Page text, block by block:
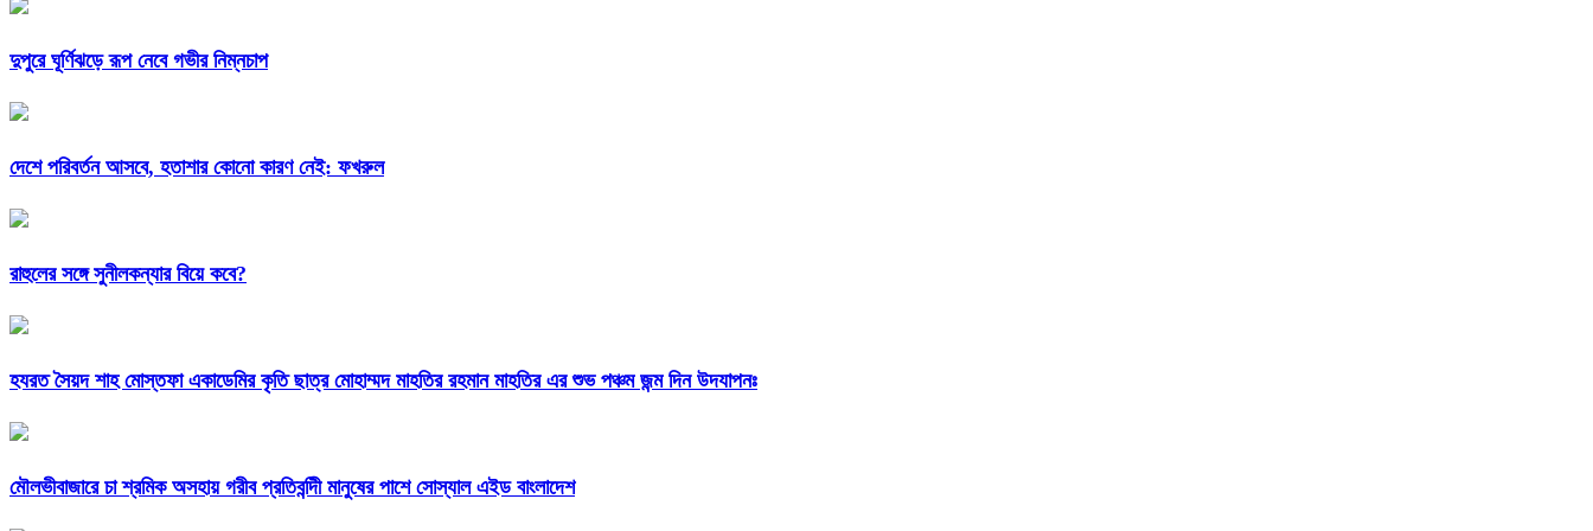
দুপুরে ঘূর্ণিঝড়ে রূপ নেবে গভীর নিম্নচাপ
দেশে পরিবর্তন আসবে, হতাশার কোনো কারণ নেই: ফখরুল
রাহুলের সঙ্গে সুনীলকন্যার বিয়ে কবে?
হযরত সৈয়দ শাহ মোস্তফা একাডেমির কৃতি ছাত্র মোহাম্মদ মাহতির রহমান মাহতির এর শুভ পঞ্চম জন্ম দিন উদযাপনঃ
মৌলভীবাজারে চা শ্রমিক অসহায় গরীব প্রতিবন্দিী মানুষের পাশে সোস্যাল এইড বাংলাদেশ